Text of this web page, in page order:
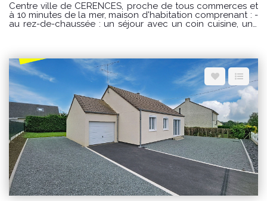
Centre ville de CERENCES, proche de tous commerces et
à 10 minutes de la mer, maison d'habitation comprenant : -
au rez-de-chaussée : un séjour avec un coin cuisine, une
Disponible dès maintenant Surface habitable : 102.87 m²
Loyer : 680€ par mois charges comprises dont 0 € par
mois de charges forfaitaires. Loyer conventionné (soumis à
condition de ressources) Dépôt de garantie : 680€
Honoraires charge locataire : 544€ TTC dont 68€ TTC
pour l'état des lieux. CLASSE ENERGIE : D et CLASSE
CLIMAT : D Montant estimé des dépenses annuelles
d'énergie pour un usage standard : entre 1090€ et 1540 €
au 01/01/2021 « Les informations sur les risques auxquels
ce bien est exposé sont disponibles sur le site Géorisques :
www.georisques.gouv.fr »